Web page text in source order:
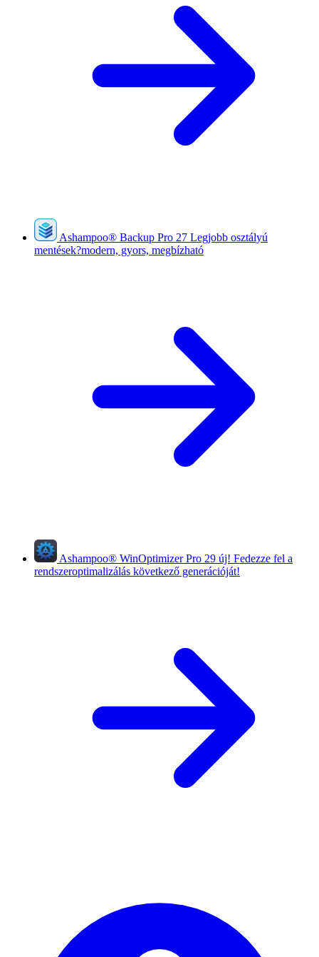
Ashampoo® Backup Pro 27 Legjobb osztályú
mentések?modern, gyors, megbízható
Ashampoo® WinOptimizer Pro 29 új! Fedezze fel a
rendszeroptimalizálás következő generációját!